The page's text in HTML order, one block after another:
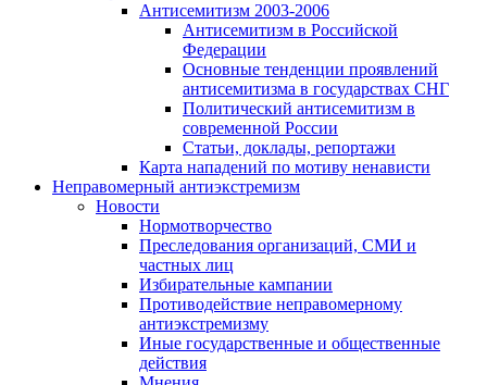
Антисемитизм 2003-2006
Антисемитизм в Российской
Федерации
Основные тенденции проявлений
антисемитизма в государствах СНГ
Политический антисемитизм в
современной России
Статьи, доклады, репортажи
Карта нападений по мотиву ненависти
Неправомерный антиэкстремизм
Новости
Нормотворчество
Преследования организаций, СМИ и
частных лиц
Избирательные кампании
Противодействие неправомерному
антиэкстремизму
Иные государственные и общественные
действия